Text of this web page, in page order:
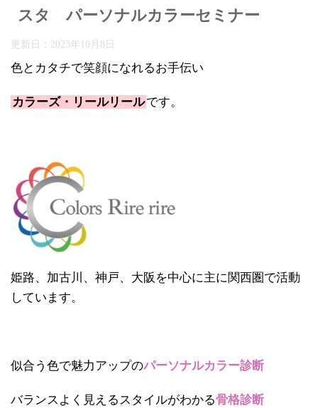
スタ パーソナルカラーセミナー
更新日： 2023年10月8日
色とカタチで笑顔になれるお手伝い
カラーズ・リールリールです。
姫路、加古川、神戸、大阪を中心に主に関西圏で活動
しています。
似合う色で魅力アップのパーソナルカラー診断
バランスよく見えるスタイルがわかる骨格診断